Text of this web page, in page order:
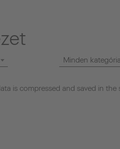
Minden kategória
is compressed and saved in